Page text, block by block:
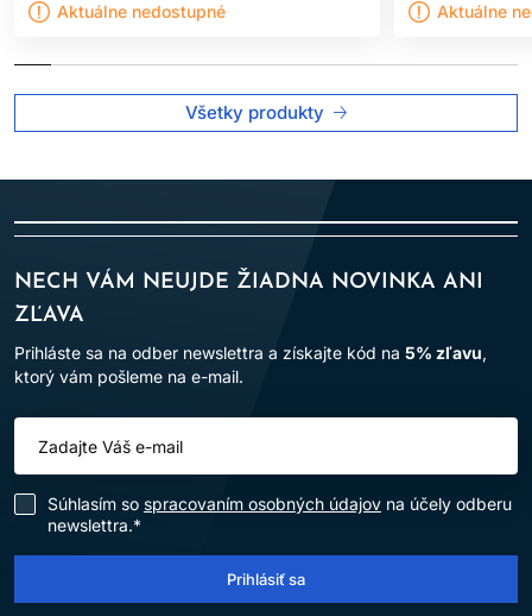
Aktuálne nedostupné
Aktuálne
Všetky produkty
NECH VÁM NEUJDE ŽIADNA NOVINKA ANI
ZĽAVA
Prihláste sa na odber newslettra a získajte kód na 5% zľavu,
ktorý vám pošleme na e-mail.
Súhlasím so spracovaním osobných údajov na účely odberu
newslettra.*
Prihlásiť sa